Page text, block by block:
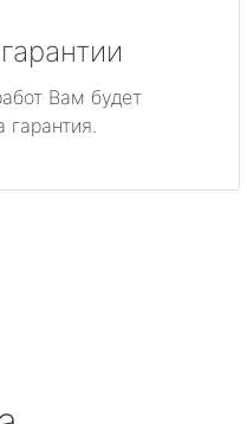
Вам будет